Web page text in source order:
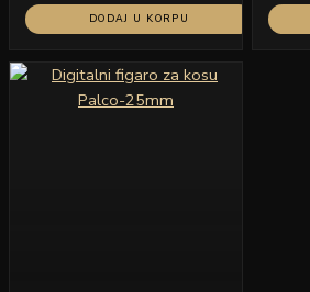
DODAJ U KORPU